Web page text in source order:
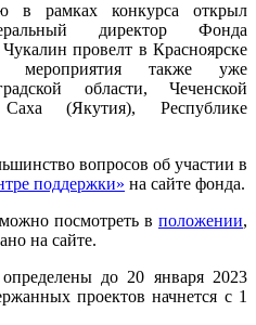
в рамках конкурса открыл
директор Фонда
провелт в Красноярске
мероприятия также уже
области, Чеченской
(Якутия), Республике
вопросов об участии в
поддержки» на сайте фонда.
посмотреть в положении,
на сайте.
до 20 января 2023
проектов начнется с 1